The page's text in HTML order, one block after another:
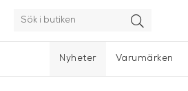
Nyheter Varumärken